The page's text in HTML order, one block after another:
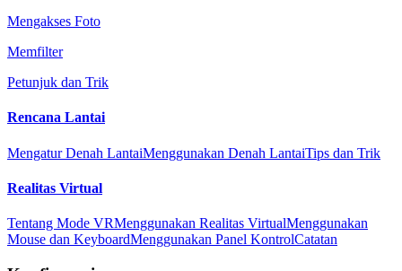
Mengakses Foto
Memfilter
Petunjuk dan Trik
Rencana Lantai
Mengatur Denah LantaiMenggunakan Denah LantaiTips dan Trik
Realitas Virtual
Tentang Mode VRMenggunakan Realitas VirtualMenggunakan
Mouse dan KeyboardMenggunakan Panel KontrolCatatan